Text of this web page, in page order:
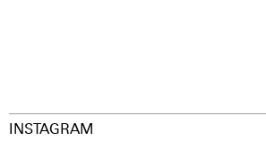
INSTAGRAM